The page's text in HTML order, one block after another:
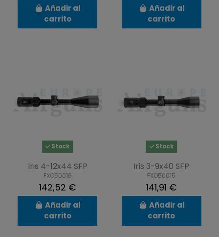
Añadir al
carrito
Añadir al
carrito
Stock
Iris 4-12x44 SFP
FXO50016
142,52 €
Añadir al
carrito
Stock
Iris 3-9x40 SFP
FXO50015
141,91 €
Añadir al
carrito